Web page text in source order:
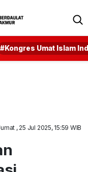
#Kongres Umat Islam
, 25 Jul 2025, 15:59 WIB